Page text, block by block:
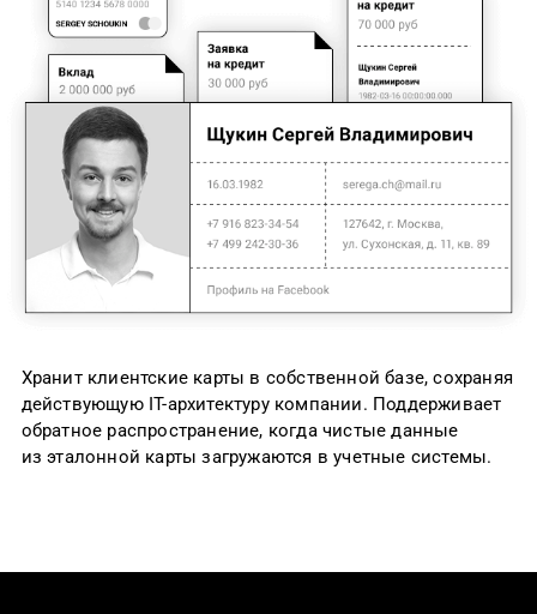
Хранит клиентские карты в собственной базе, сохраняя
действующую IT-архитектуру компании. Поддерживает
обратное распространение, когда чистые данные
из эталонной карты загружаются в учетные системы.